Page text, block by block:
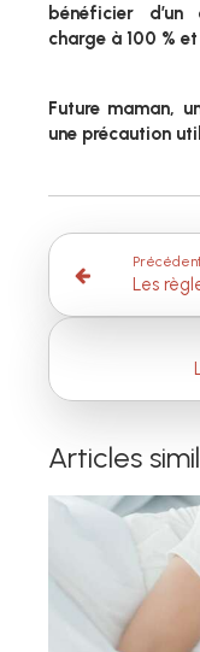
bénéficier
charge à 100 %
Future maman,
une précaution
Articles